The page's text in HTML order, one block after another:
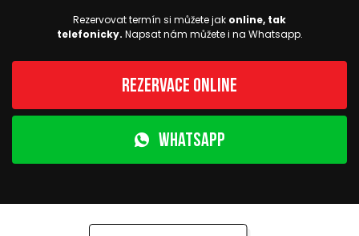
Rezervovat termín si můžete jak online, tak
telefonicky. Napsat nám můžete i na Whatsapp.
Rezervace online
WhatsApp